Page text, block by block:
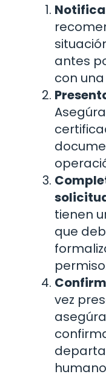
antes
con
tienen
que
vez